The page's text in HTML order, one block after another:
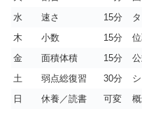
水
速さ 15分
木
小数 15分
金
面積体積 15分
土
弱点総復習 30分
日
休養／読書 可変